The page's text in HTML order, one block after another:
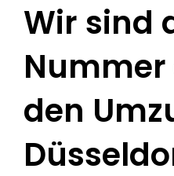
Wir sind
den